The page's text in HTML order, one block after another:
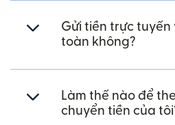
Gửi tiền trực tuyến
toàn không?
Làm thế nào để
chuyển tiền của